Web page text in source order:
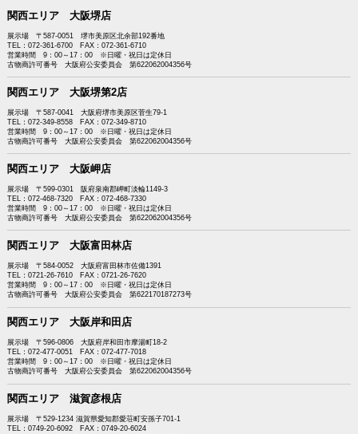
関西エリア 大阪堺店
展示場 〒587-0051 堺市美原区北余部192番地
TEL：072-361-6700 FAX：072-361-6710
営業時間 9：00～17：00 ※日曜・祝日は定休日
古物商許可番号 大阪府公安委員会 第622062004356号
関西エリア 大阪堺第2店
展示場 〒587-0041 大阪府堺市美原区菅生79-1
TEL：072-349-8558 FAX：072-349-8710
営業時間 9：00～17：00 ※日曜・祝日は定休日
古物商許可番号 大阪府公安委員会 第622062004356号
関西エリア 大阪岬店
展示場 〒599-0301 阪府泉南郡岬町淡輪1149-3
TEL：072-468-7320 FAX：072-468-7330
営業時間 9：00～17：00 ※日曜・祝日は定休日
古物商許可番号 大阪府公安委員会 第622062004356号
関西エリア 大阪富田林店
展示場 〒584-0052 大阪府富田林市佐備1391
TEL：0721-26-7610 FAX：0721-26-7620
営業時間 9：00～17：00 ※日曜・祝日は定休日
古物商許可番号 大阪府公安委員会 第622170187273号
関西エリア 大阪岸和田店
展示場 〒596-0806 大阪府岸和田市摩湯町18-2
TEL：072-477-0051 FAX：072-477-7018
営業時間 9：00～17：00 ※日曜・祝日は定休日
古物商許可番号 大阪府公安委員会 第622062004356号
関西エリア 滋賀彦根店
展示場 〒529-1234 滋賀県愛知郡愛荘町安孫子701-1
TEL：0749-20-6092 FAX：0749-20-6024